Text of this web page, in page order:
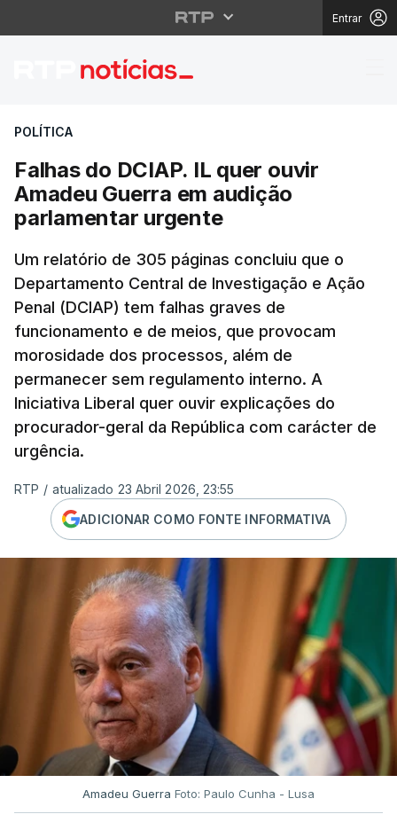
Entrar
Falhas do DCIAP. IL
POLÍTICA
Falhas do DCIAP. IL quer ouvir
Amadeu Guerra em audição
parlamentar urgente
Um relatório de 305 páginas concluiu que o
Departamento Central de Investigação e Ação
Penal (DCIAP) tem falhas graves de
funcionamento e de meios, que provocam
morosidade dos processos, além de
permanecer sem regulamento interno. A
Iniciativa Liberal quer ouvir explicações do
procurador-geral da República com carácter de
urgência.
RTP / atualizado 23 Abril 2026, 23:55
ADICIONAR COMO FONTE INFORMATIVA
Amadeu Guerra Foto: Paulo Cunha - Lusa